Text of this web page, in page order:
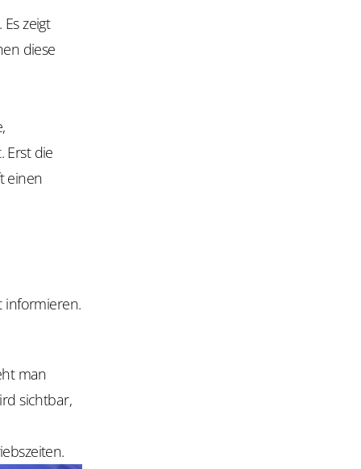
zeigt
diese
Erst die
einen
informieren.
man
sichtbar,